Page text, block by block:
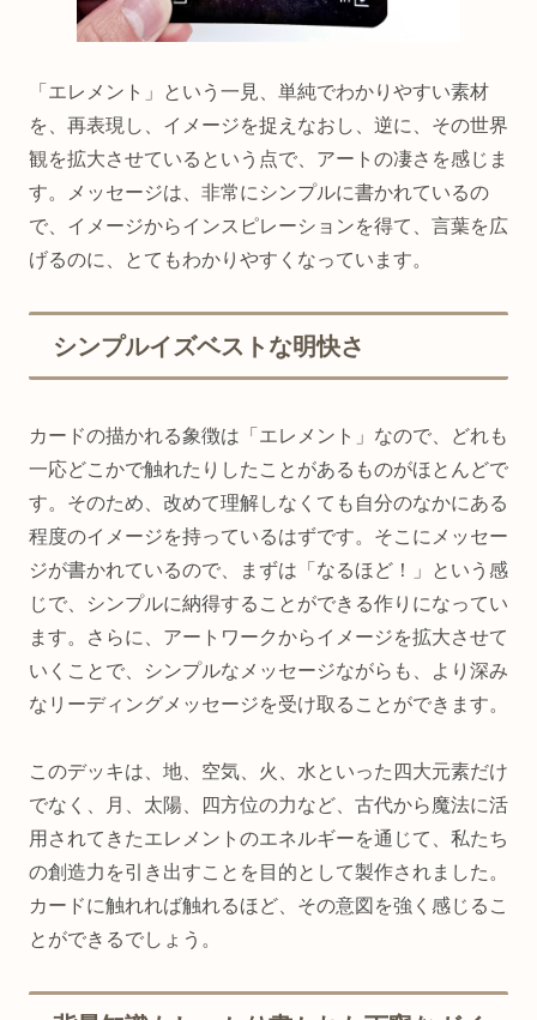
「エレメント」という一見、単純でわかりやすい素材
を、再表現し、イメージを捉えなおし、逆に、その世界
観を拡大させているという点で、アートの凄さを感じま
す。メッセージは、非常にシンプルに書かれているの
で、イメージからインスピレーションを得て、言葉を広
げるのに、とてもわかりやすくなっています。
シンプルイズベストな明快さ
カードの描かれる象徴は「エレメント」なので、どれも
一応どこかで触れたりしたことがあるものがほとんどで
す。そのため、改めて理解しなくても自分のなかにある
程度のイメージを持っているはずです。そこにメッセー
ジが書かれているので、まずは「なるほど！」という感
じで、シンプルに納得することができる作りになってい
ます。さらに、アートワークからイメージを拡大させて
いくことで、シンプルなメッセージながらも、より深み
なリーディングメッセージを受け取ることができます。
このデッキは、地、空気、火、水といった四大元素だけ
でなく、月、太陽、四方位の力など、古代から魔法に活
用されてきたエレメントのエネルギーを通じて、私たち
の創造力を引き出すことを目的として製作されました。
カードに触れれば触れるほど、その意図を強く感じるこ
とができるでしょう。